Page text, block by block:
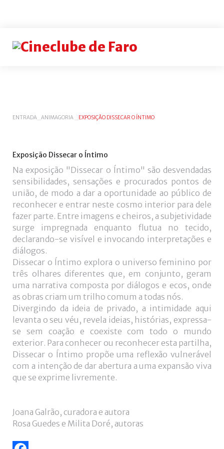
ENTRADA ANIMAGORIA EXPOSIÇÃO DISSECAR O ÍNTIMO
Exposição Dissecar o Íntimo
Na exposição "Dissecar o Íntimo" são desvendadas
sensibilidades, sensações e procurados pontos de
união, de modo a dar a oportunidade ao público de
reconhecer e entrar neste cosmo interior para dele
fazer parte. Entre imagens e cheiros, a subjetividade
surge impregnada enquanto flutua no tecido,
declarando-se visível e invocando interpretações e
diálogos.
Dissecar o Íntimo explora o universo feminino por
três olhares diferentes que, em conjunto, geram
uma narrativa composta por diálogos e ecos, onde
as obras criam um trilho comum a todas nós.
Divergindo da ideia de privado, a intimidade aqui
levanta o seu véu, revela ideias, histórias, expressa-
se sem coação e coexiste com todo o mundo
exterior. Para conhecer ou reconhecer esta partilha,
Dissecar o Íntimo propõe uma reflexão vulnerável
com a intenção de dar abertura a uma expansão viva
que se exprime livremente.
Joana Galrão, curadora e autora
Rosa Guedes e Milita Doré, autoras
Esqueceu-
se
do
nome
de
utilizador?
Esqueceu-
se
da
Login